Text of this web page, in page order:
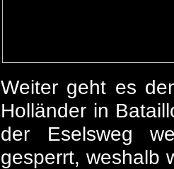
Weiter geht es
Holländer in
der Eselsweg
gesperrt, weshalb